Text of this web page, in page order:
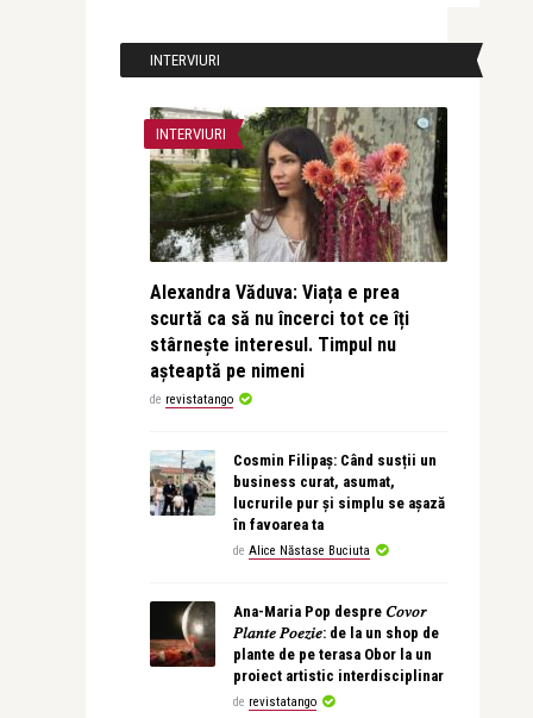
INTERVIURI
INTERVIURI
Alexandra Văduva: Viața e prea
scurtă ca să nu încerci tot ce îți
stârnește interesul. Timpul nu
așteaptă pe nimeni
de revistatango
Cosmin Filipaș: Când susții un
business curat, asumat,
lucrurile pur și simplu se așază
în favoarea ta
de Alice Năstase Buciuta
Ana-Maria Pop despre 𝐶𝑜𝑣𝑜𝑟
𝑃𝑙𝑎𝑛𝑡𝑒 𝑃𝑜𝑒𝑧𝑖𝑒: de la un shop de
plante de pe terasa Obor la un
proiect artistic interdisciplinar
de revistatango